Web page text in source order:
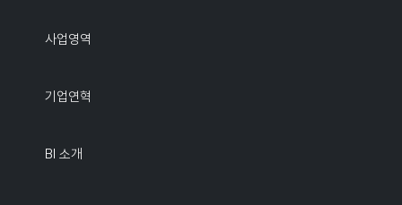
사업영역
기업연혁
BI 소개